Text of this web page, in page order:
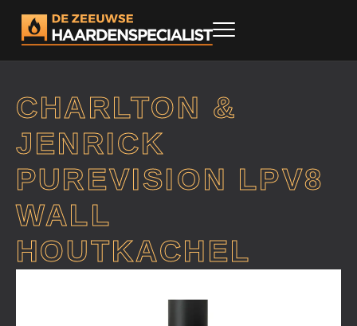
CHARLTON &
JENRICK
PUREVISION LPV8
WALL
HOUTKACHEL